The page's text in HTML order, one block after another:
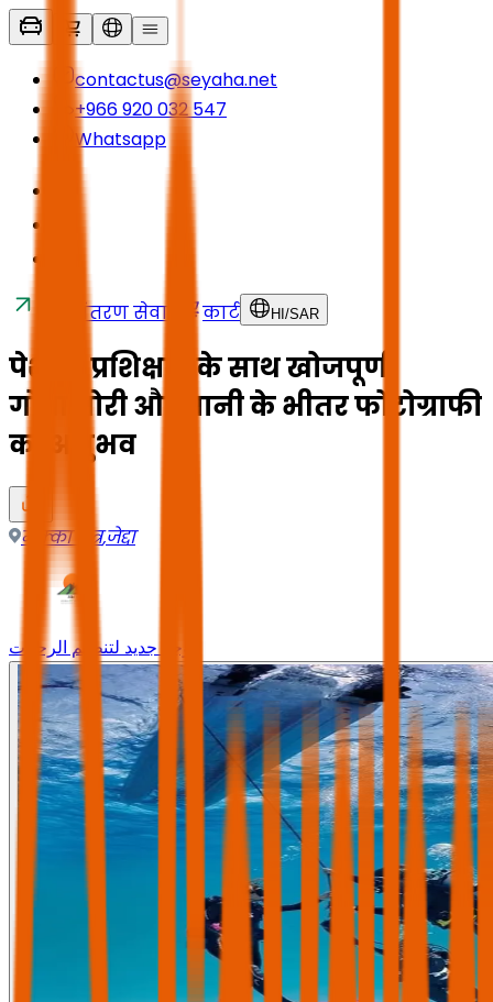
contactus@seyaha.net
+966 920 032 547
Whatsapp
स्थानांतरण सेवाएं कार्ट HI /SAR
पेशेवर प्रशिक्षक के साथ खोजपूर्ण
गोताखोरी और पानी के भीतर फोटोग्राफी
का अनुभव
मक्का क्षेत्र,जेद्दा
وجه جديد لتنظيم الرحلات